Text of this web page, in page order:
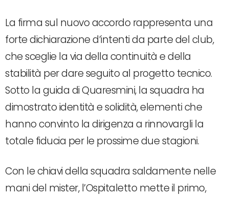
La firma sul nuovo accordo rappresenta una
forte dichiarazione d’intenti da parte del club,
che sceglie la via della continuità e della
stabilità per dare seguito al progetto tecnico.
Sotto la guida di Quaresmini, la squadra ha
dimostrato identità e solidità, elementi che
hanno convinto la dirigenza a rinnovargli la
totale fiducia per le prossime due stagioni.
Con le chiavi della squadra saldamente nelle
mani del mister, l’Ospitaletto mette il primo,